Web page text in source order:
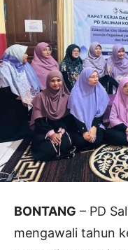
BONTANG – PD
mengawali tahun